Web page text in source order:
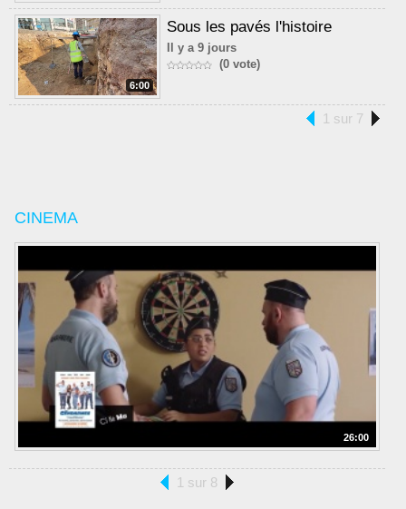
6:00
Sous les pavés l'histoire
Il y a 9 jours
(0 vote)
1 sur 7
CINEMA
26:00
1 sur 8